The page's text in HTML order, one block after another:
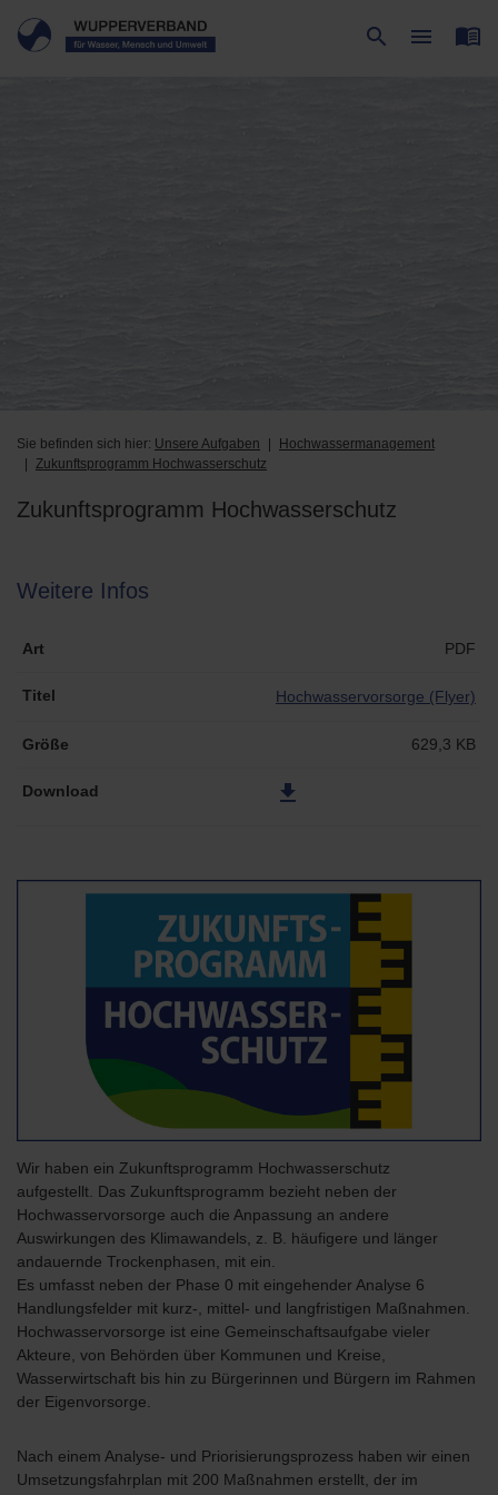
menu_book
search menu
Sie befinden sich hier: Unsere Aufgaben
Hochwassermanagement
Zukunftsprogramm Hochwasserschutz
Zukunftsprogramm Hochwasserschutz
Weitere Infos
Art PDF
Hochwasservorsorge (Flyer)
629,3 KB
file_download
Wir haben ein Zukunftsprogramm Hochwasserschutz
aufgestellt. Das Zukunftsprogramm bezieht neben der
Hochwasservorsorge auch die Anpassung an andere
Auswirkungen des Klimawandels, z. B. häufigere und länger
andauernde Trockenphasen, mit ein.
Es umfasst neben der Phase 0 mit eingehender Analyse 6
Handlungsfelder mit kurz-, mittel- und langfristigen Maßnahmen.
Hochwasservorsorge ist eine Gemeinschaftsaufgabe vieler
Akteure, von Behörden über Kommunen und Kreise,
Wasserwirtschaft bis hin zu Bürgerinnen und Bürgern im Rahmen
der Eigenvorsorge.
Nach einem Analyse- und Priorisierungsprozess haben wir einen
Umsetzungsfahrplan mit 200 Maßnahmen erstellt, der im